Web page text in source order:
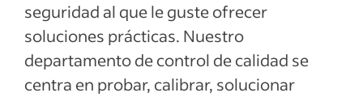
seguridad al que le guste ofrecer
soluciones prácticas. Nuestro
departamento de control de calidad se
centra en probar, calibrar, solucionar